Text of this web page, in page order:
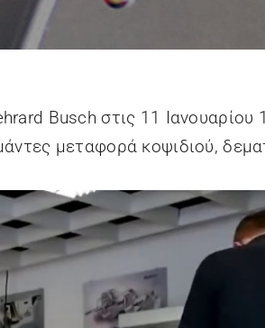
Technotrans SE
GmbHBusch στις 11
μεταφορά κοψιδιού,